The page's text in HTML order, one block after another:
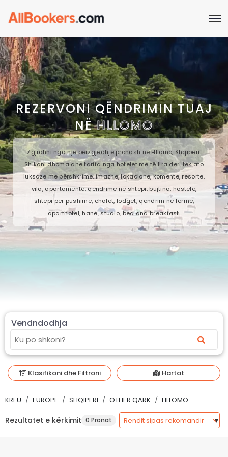
REZERVONI QËNDRIMIN TUAJ
NËHLLOMO
Zgjidhni nga një përzgjedhje pronash në Hllomo, Shqipëri.
Shikoni dhoma dhe tarifa nga hotelet më të lira deri tek ato
luksoze me përshkrime, imazhe, lokacione, komente, resorte,
vila, apartamente, qëndrime në shtëpi, bujtina, hostele,
shtepi per pushime, chalet, lodget, qëndrim në fermë,
aparthotel, hanë, studio, bed and breakfast.
Vendndodhja
Klasifikoni dhe Filtroni Hartat
KREU EUROPË SHQIPËRI OTHER QARK HLLOMO
Rezultatet e kërkimit 0 Pronat